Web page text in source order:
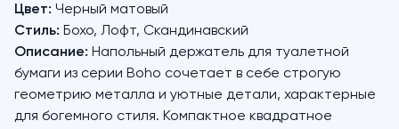
Цвет: Черный матовый
Стиль: Бохо, Лофт, Скандинавский
Описание: Напольный держатель для туалетной
бумаги из серии Boho сочетает в себе строгую
геометрию металла и уютные детали, характерные
для богемного стиля. Компактное квадратное